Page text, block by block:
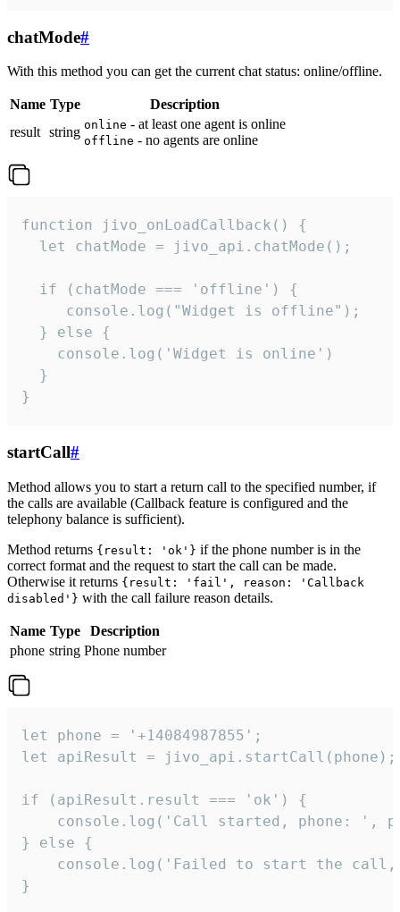
chatMode#
With this method you can get the current chat status: online/offline.
Name Type
Description
result string online - at least one agent is online
offline - no agents are online
function jivo_onLoadCallback() {
  let chatMode = jivo_api.chatMode();
  if (chatMode === 'offline') {
     console.log("Widget is offline");
  } else {
    console.log('Widget is online')
  }
}
startCall#
Method allows you to start a return call to the specified number, if
the calls are available (Callback feature is configured and the
telephony balance is sufficient).
Method returns {result: 'ok'} if the phone number is in the
correct format and the request to start the call can be made.
Otherwise it returns {result: 'fail', reason: 'Callback
disabled'} with the call failure reason details.
Name Type
Description
phone string Phone number
let phone = '+14084987855';
let apiResult = jivo_api.startCall(phone);
if (apiResult.result === 'ok') {
console.log('Call started, phone: ',
} else {
console.log('Failed to start the
}